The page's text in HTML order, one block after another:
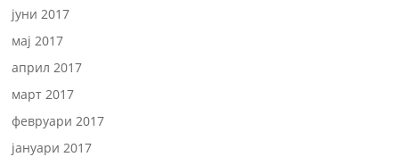
јуни 2017
мај 2017
април 2017
март 2017
февруари 2017
јануари 2017